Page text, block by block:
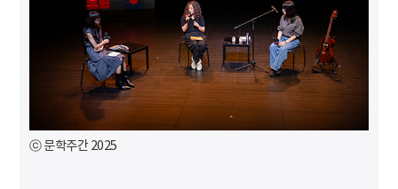
ⓒ 문학주간 2025